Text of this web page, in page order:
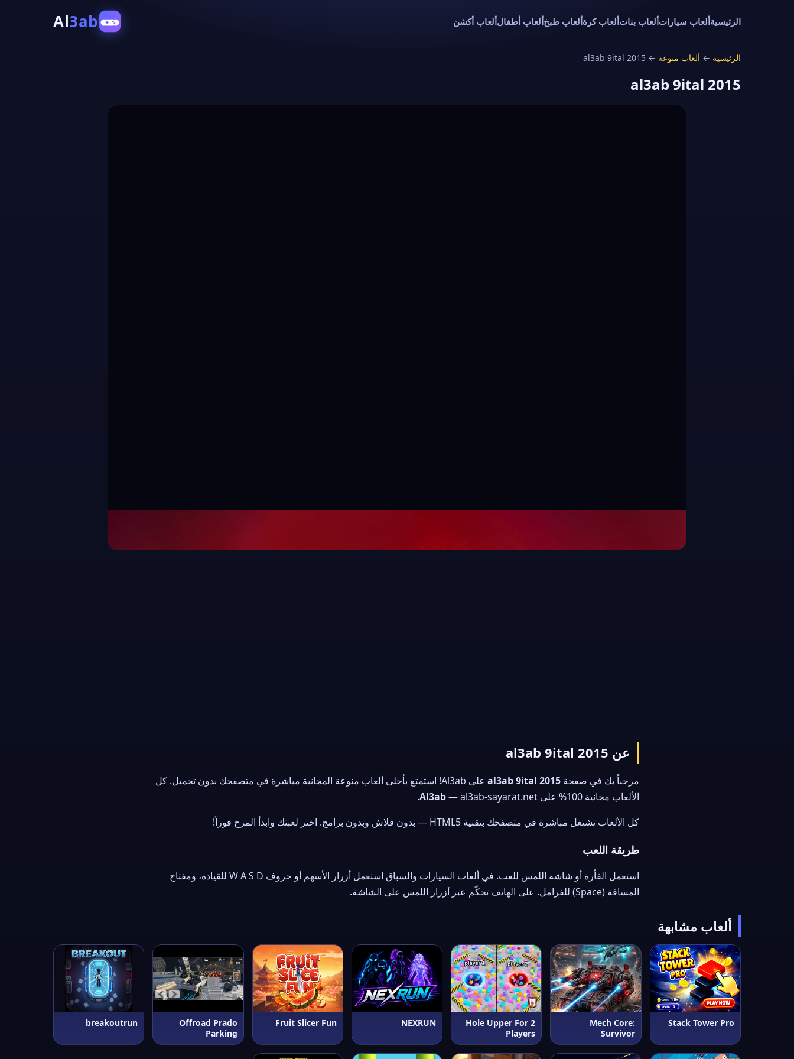
Al3ab الرئيسيةألعاب سياراتألعاب بناتألعاب كرةألعاب طبخألعاب أطفالألعاب أكشن
الرئيسية ← ألعاب منوعة ←
al3ab 9ital 2015
al3ab 9ital 2015
عن al3ab 9ital 2015
مرحباً بك في صفحة al3ab 9ital 2015
على Al3ab! استمتع بأحلى ألعاب منوعة المجانية مباشرة في متصفحك بدون تحميل. كل
الألعاب مجانية 100% على
Al3ab— al3ab-sayarat.net.
كل الألعاب تشتغل مباشرة في متصفحك بتقنية HTML5 — بدون فلاش وبدون برامج. اختر لعبتك وابدأ المرح فوراً!
طريقة اللعب
استعمل الفأرة أو شاشة اللمس للعب. في ألعاب السيارات والسباق استعمل أزرار الأسهم أو حروف W A S D للقيادة، ومفتاح
المسافة (Space) للفرامل. على الهاتف تحكّم عبر أزرار اللمس على الشاشة.
ألعاب مشابهة
Stack Tower Pro
Mech Core:
Survivor
Hole Upper For 2
Players
NEXRUN
Fruit Slicer Fun
Offroad Prado
Parking
breakoutrun